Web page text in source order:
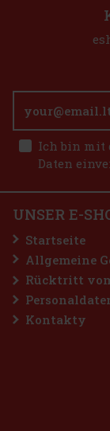
Plasencia
E-Zigarette
AUF LAGER(5
2.47€ ohne VAT
Ich bin mit
Daten
UNSER E-
Startseite
Allgemeine
Rücktritt
Kontakty